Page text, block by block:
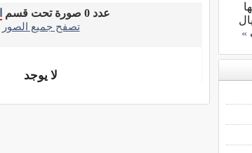
عدد 0 صورة تحت قسم
تصفح جميع الصور
لا يوجد
»